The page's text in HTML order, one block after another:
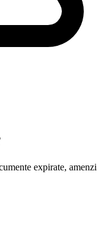
expirate, amenzi